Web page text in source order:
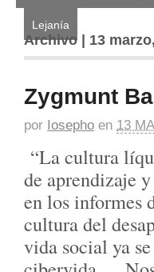
Lejanía
Archivo | 13
Zygmunt
por Iosepho en 13
“La cultura
de aprendizaje
en los informes
cultura del
vida social ya